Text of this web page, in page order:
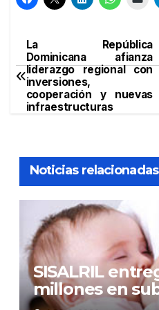
Navegación
de
entradas
La República
Dominicana afianza
liderazgo regional con
inversiones,
cooperación y nuevas
infraestructuras
Noticias relacionadas
SISALRIL
millones en
lactancia a